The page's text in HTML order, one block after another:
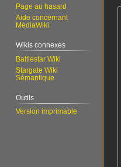
Page au hasard
Aide concernant
MediaWiki
Wikis connexes
Battlestar Wiki
Stargate Wiki
Sémantique
Outils
Version imprimable